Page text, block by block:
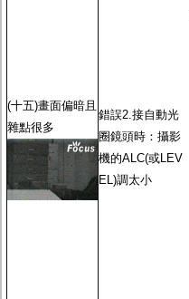
(十五)畫面偏暗且
雜點很多
錯誤2.接自動光
圈鏡頭時：攝影
機的ALC(或LEV
EL)調太小